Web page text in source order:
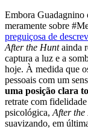
Embora Guadagnino
meramente sobre
preguiçosa de
After the Huntainda
captura a luz e a
hoje. À medida que
pessoais com um
uma posição clara
retrate com
psicológica, After the
suavizando, em